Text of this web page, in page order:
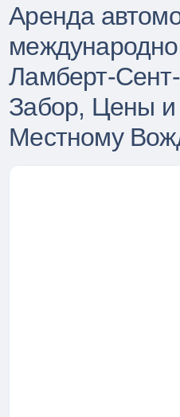
Аренда
Ламберт-
Забор, Цены
Местному